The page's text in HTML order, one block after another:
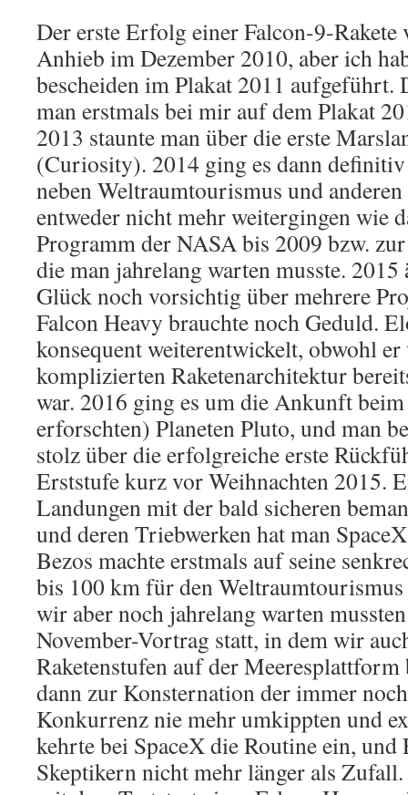
Der erste Erfolg einer Falcon-9-Rakete
Anhieb im Dezember 2010, aber ich
bescheiden im Plakat 2011 aufgeführt.
man erstmals bei mir auf dem Plakat
2013 staunte man über die erste
(Curiosity). 2014 ging es dann
neben Weltraumtourismus und
entweder nicht mehr weitergingen wie
Programm der NASA bis 2009 bzw.
die man jahrelang warten musste. 2015
Glück noch vorsichtig über mehrere
Falcon Heavy brauchte noch Geduld.
konsequent weiterentwickelt, obwohl
komplizierten Raketenarchitektur
war. 2016 ging es um die Ankunft
erforschten) Planeten Pluto, und man
stolz über die erfolgreiche erste
Erststufe kurz vor Weihnachten 2015.
Landungen mit der bald sicheren
und deren Triebwerken hat man
Bezos machte erstmals auf seine
bis 100 km für den
wir aber noch jahrelang warten
November-Vortrag statt, in dem wir
Raketenstufen auf der Meeresplattform
dann zur Konsternation der immer
Konkurrenz nie mehr umkippten und
kehrte bei SpaceX die Routine ein,
Skeptikern nicht mehr länger als